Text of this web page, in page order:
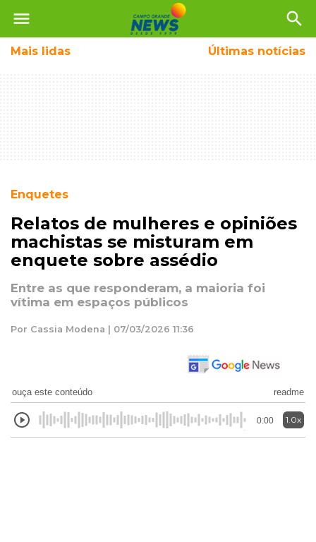
menu search
Mais lidas Últimas notícias
Enquetes
Relatos de mulheres e opiniões
machistas se misturam em
enquete sobre assédio
Entre as que responderam, a maioria foi
vítima em espaços públicos
Por Cassia Modena | 07/03/2026 11:36
ouça este conteúdo readme
0:00 1.0x